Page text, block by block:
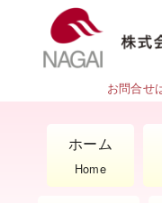
お問合せ
ホーム
Home